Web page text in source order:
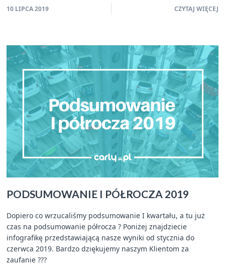
10 LIPCA 2019 CZYTAJ WIĘCEJ
PODSUMOWANIE I PÓŁROCZA 2019
Dopiero co wrzucaliśmy podsumowanie I kwartału, a tu już
czas na podsumowanie półrocza ? Poniżej znajdziecie
infografikę przedstawiającą nasze wyniki od stycznia do
czerwca 2019. Bardzo dziękujemy naszym Klientom za
zaufanie ???